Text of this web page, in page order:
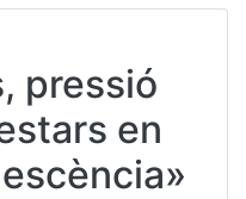
pressió
en